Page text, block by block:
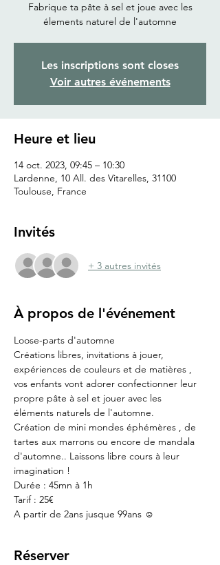
Fabrique ta pâte à sel et joue avec les
élements naturel de l'automne
Les inscriptions sont closes
Voir autres événements
Heure et lieu
14 oct. 2023, 09:45 – 10:30
Lardenne, 10 All. des Vitarelles, 31100
Toulouse, France
Invités
+ 3 autres invités
À propos de l'événement
Loose-parts d'automne
Créations libres, invitations à jouer,
expériences de couleurs et de matières ,
vos enfants vont adorer confectionner leur
propre pâte à sel et jouer avec les
éléments naturels de l'automne.
Création de mini mondes éphémères , de
tartes aux marrons ou encore de mandala
d'automne.. Laissons libre cours à leur
imagination !
Durée : 45mn à 1h
Tarif : 25€
A partir de 2ans jusque 99ans ☺️
Réserver